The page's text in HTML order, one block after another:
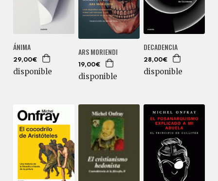
ÁNIMA
29,00€
disponible
ARS MORIENDI
19,00€
disponible
DECADENCIA
28,00€
disponible